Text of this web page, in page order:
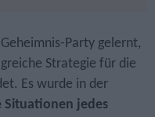
Party gelernt,
Strategie für die
Es wurde in der
Situationen jedes